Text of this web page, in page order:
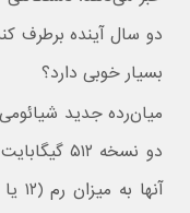
دو سال آینده برطرف
بسیار خوبی دارد؟
میان‌رده جدید
دو نسخه